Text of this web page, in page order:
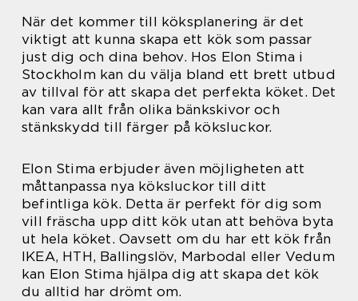
När det kommer till köksplanering är det
viktigt att kunna skapa ett kök som passar
just dig och dina behov. Hos Elon Stima i
Stockholm kan du välja bland ett brett utbud
av tillval för att skapa det perfekta köket. Det
kan vara allt från olika bänkskivor och
stänkskydd till färger på köksluckor.
Elon Stima erbjuder även möjligheten att
måttanpassa nya köksluckor till ditt
befintliga kök. Detta är perfekt för dig som
vill fräscha upp ditt kök utan att behöva byta
ut hela köket. Oavsett om du har ett kök från
IKEA, HTH, Ballingslöv, Marbodal eller Vedum
kan Elon Stima hjälpa dig att skapa det kök
du alltid har drömt om.